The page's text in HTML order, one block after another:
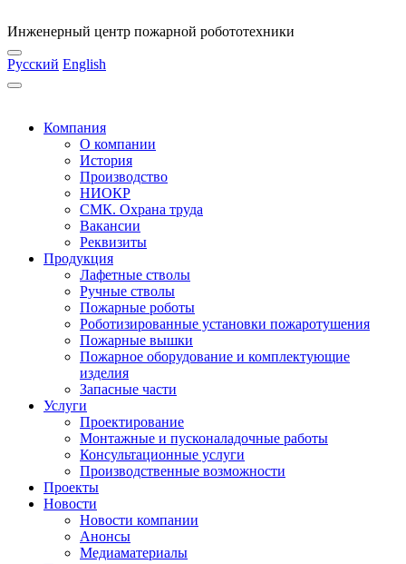
Инженерный центр пожарной робототехники
Русский English
Компания
О компании
История
Производство
НИОКР
СМК. Охрана труда
Вакансии
Реквизиты
Продукция
Лафетные стволы
Ручные стволы
Пожарные роботы
Роботизированные установки пожаротушения
Пожарные вышки
Пожарное оборудование и комплектующие
изделия
Запасные части
Услуги
Проектирование
Монтажные и пусконаладочные работы
Консультационные услуги
Производственные возможности
Проекты
Новости
Новости компании
Анонсы
Медиаматериалы